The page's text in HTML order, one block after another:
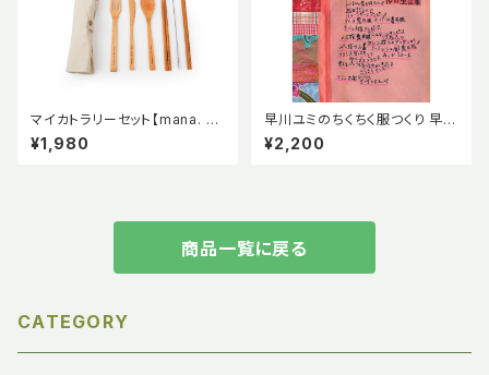
マイカトラリーセット【mana. O
RGANIC LIVING】マイ箸 スプ
ーン フォーク ナイフ ストロー
¥1,980
早川ユミのちくちく服つくり 早川
ユミ アノニマスタジオ
¥2,200
商品一覧に戻る
CATEGORY